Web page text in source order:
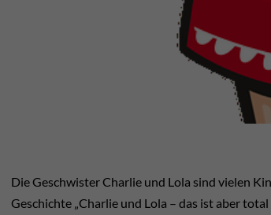
Die Geschwister Charlie und Lola sind vielen
Geschichte „Charlie und Lola – das ist aber